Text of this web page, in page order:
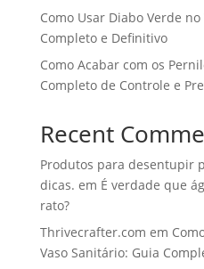
Como Usar Diabo Verde
Completo e Definitivo
Como Acabar com os
Completo de Controle e
Recent
Produtos para desentupir
dicas. em É verdade que
rato?
Thrivecrafter.com em
Vaso Sanitário: Guia